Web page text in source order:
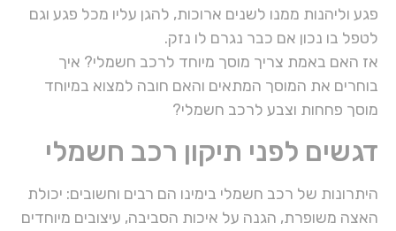
פגע וליהנות ממנו לשנים ארוכות, להגן עליו מכל פגע וגם
לטפל בו נכון אם כבר נגרם לו נזק.
אז האם באמת צריך מוסך מיוחד לרכב חשמלי? איך
בוחרים את המוסך המתאים והאם חובה למצוא במיוחד
מוסך פחחות וצבע לרכב חשמלי?
דגשים לפני תיקון רכב חשמלי
היתרונות של רכב חשמלי בימינו הם רבים וחשובים: יכולת
האצה משופרת, הגנה על איכות הסביבה, עיצובים מיוחדים